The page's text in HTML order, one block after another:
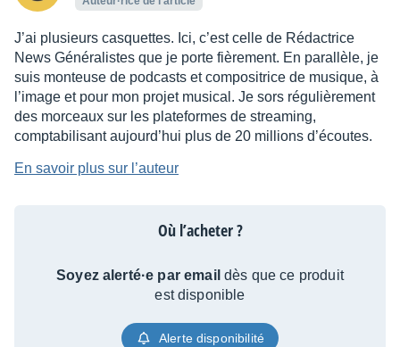
J’ai plusieurs casquettes. Ici, c’est celle de Rédactrice
News Généralistes que je porte fièrement. En parallèle, je
suis monteuse de podcasts et compositrice de musique, à
l’image et pour mon projet musical. Je sors régulièrement
des morceaux sur les plateformes de streaming,
comptabilisant aujourd’hui plus de 20 millions d’écoutes.
En savoir plus sur l’auteur
Où l’acheter ?
Soyez alerté·e par email dès que ce produit
est disponible
Alerte disponibilité